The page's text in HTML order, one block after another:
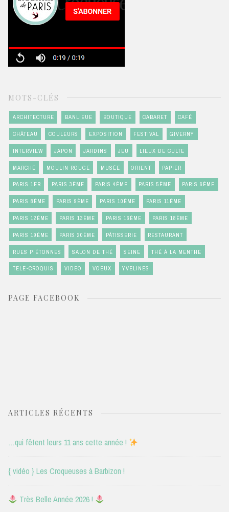
MOTS-CLÉS
ARCHITECTURE BANLIEUE BOUTIQUE CABARET CAFÉ
CHÂTEAU COULEURS EXPOSITION FESTIVAL GIVERNY
INTERVIEW JAPON JARDINS JEU LIEUX DE CULTE
MARCHÉ MOULIN ROUGE MUSÉE ORIENT PAPIER
PARIS 1ER PARIS 3ÈME PARIS 4ÈME PARIS 5ÈME PARIS 6ÈME
PARIS 8ÈME PARIS 9ÈME PARIS 10ÈME PARIS 11ÈME
PARIS 12ÈME PARIS 13ÈME PARIS 16ÈME PARIS 18ÈME
PARIS 19ÈME PARIS 20ÈME PÂTISSERIE RESTAURANT
RUES PIÉTONNES SALON DE THÉ SEINE THÉ À LA MENTHE
TÉLÉ-CROQUIS VIDÉO VOEUX YVELINES
PAGE FACEBOOK
ARTICLES RÉCENTS
…qui fêtent leurs 11 ans cette année !
{ vidéo } Les Croqueuses à Barbizon !
Très Belle Année 2026 !